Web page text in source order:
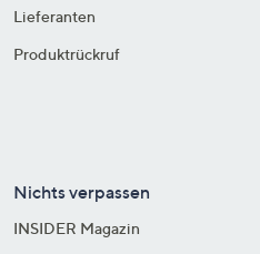
Lieferanten
Produktrückruf
Nichts verpassen
INSIDER Magazin